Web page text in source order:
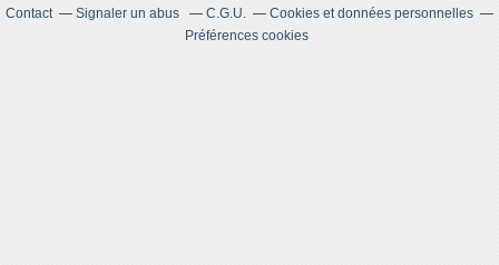
Contact
Signaler un abus C.G.U.
Cookies et données personnelles
Préférences cookies